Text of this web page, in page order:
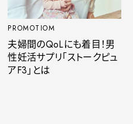
PROMOTIOM
夫婦間のQoLにも着目！男
性妊活サプリ「ストークピュ
アF3」とは